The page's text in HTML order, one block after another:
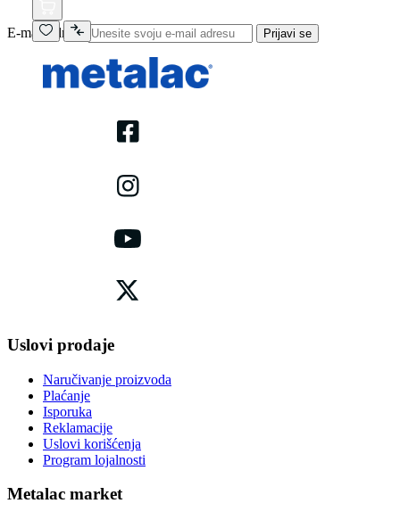
E-mail adresa Prijavi se
Uslovi prodaje
Naručivanje proizvoda
Plaćanje
Isporuka
Reklamacije
Uslovi korišćenja
Program lojalnosti
Metalac market